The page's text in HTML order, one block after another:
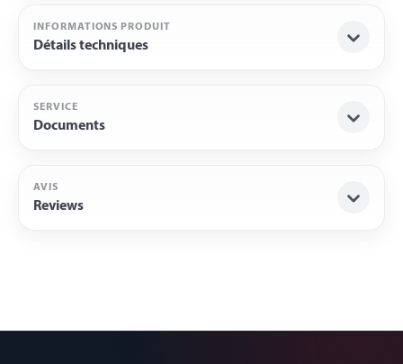
INFORMATIONS PRODUIT
Détails techniques
SERVICE
Documents
AVIS
Reviews